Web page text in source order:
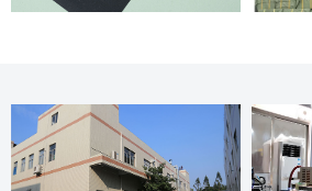
Textile Expo 2021